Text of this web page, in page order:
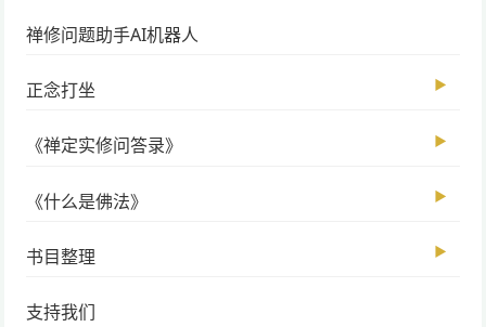
禅修问题助手AI机器人
正念打坐 ▶
《禅定实修问答录》 ▶
《什么是佛法》 ▶
书目整理 ▶
支持我们